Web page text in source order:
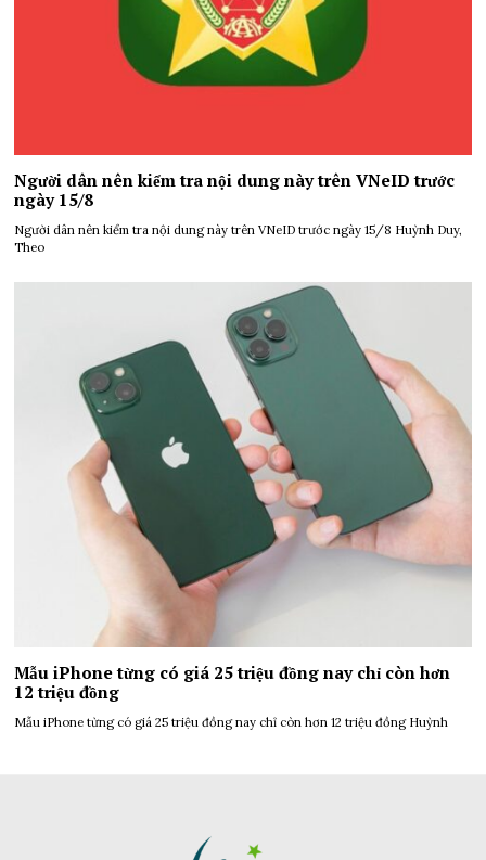
Người dân nên kiểm tra nội dung này trên VNeID trước
ngày 15/8
Người dân nên kiểm tra nội dung này trên VNeID trước ngày 15/8 Huỳnh Duy,
Theo
Mẫu iPhone từng có giá 25 triệu đồng nay chỉ còn hơn
12 triệu đồng
Mẫu iPhone từng có giá 25 triệu đồng nay chỉ còn hơn 12 triệu đồng Huỳnh